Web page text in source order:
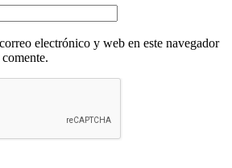
electrónico y web en este navegador